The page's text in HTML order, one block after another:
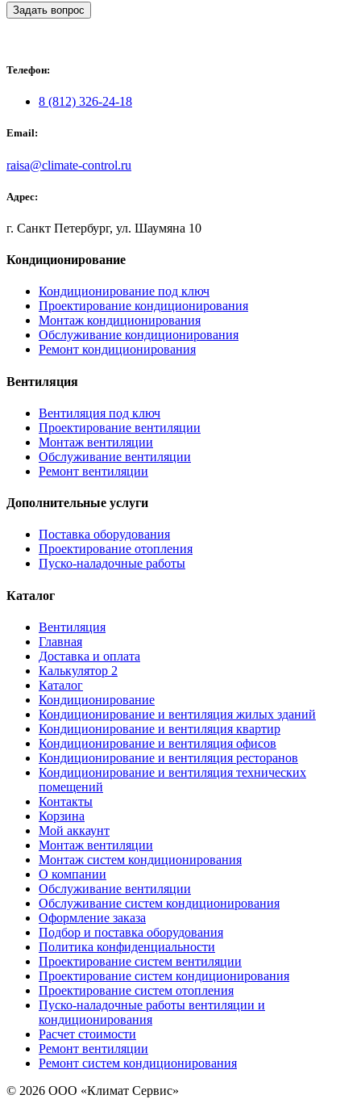
Задать вопрос
Телефон:
8 (812) 326-24-18
Email:
raisa@climate-control.ru
Адрес:
г. Санкт Петербург, ул. Шаумяна 10
Кондиционирование
Кондиционирование под ключ
Проектирование кондиционирования
Монтаж кондиционирования
Обслуживание кондиционирования
Ремонт кондиционирования
Вентиляция
Вентиляция под ключ
Проектирование вентиляции
Монтаж вентиляции
Обслуживание вентиляции
Ремонт вентиляции
Дополнительные услуги
Поставка оборудования
Проектирование отопления
Пуско-наладочные работы
Каталог
Вентиляция
Главная
Доставка и оплата
Калькулятор 2
Каталог
Кондиционирование
Кондиционирование и вентиляция жилых зданий
Кондиционирование и вентиляция квартир
Кондиционирование и вентиляция офисов
Кондиционирование и вентиляция ресторанов
Кондиционирование и вентиляция технических
помещений
Контакты
Корзина
Мой аккаунт
Монтаж вентиляции
Монтаж систем кондиционирования
О компании
Обслуживание вентиляции
Обслуживание систем кондиционирования
Оформление заказа
Подбор и поставка оборудования
Политика конфиденциальности
Проектирование систем вентиляции
Проектирование систем кондиционирования
Проектирование систем отопления
Пуско-наладочные работы вентиляции и
кондиционирования
Расчет стоимости
Ремонт вентиляции
Ремонт систем кондиционирования
© 2026 ООО «Климат Сервис»